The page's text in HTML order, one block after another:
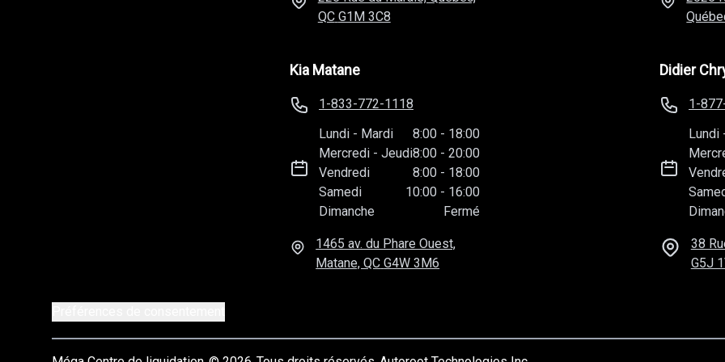
QC G1M 3C8
Kia Matane
1-833-772-1118
Lundi - Mardi 8:00 - 18:00
Mercredi -Jeudi8:00 - 20:00
Vendredi
8:00 - 18:00
Samedi
10:00 - 16:00
Dimanche
Fermé
1465 av. du Phare Ouest,
Matane, QC G4W 3M6
Didier
1-
Lundi
38
G5J